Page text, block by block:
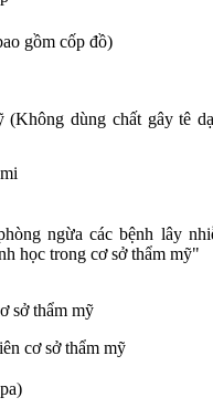
gồm cốp đồ)
(Không dùng chất gây tê
ngừa các bệnh lây
học trong cơ sở thẩm mỹ"
sở thẩm mỹ
cơ sở thẩm mỹ